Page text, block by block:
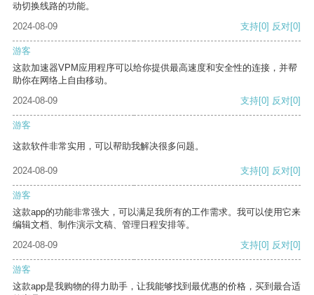
动切换线路的功能。
2024-08-09
支持[0] 反对[0]
游客
这款加速器VPM应用程序可以给你提供最高速度和安全性的连接，并帮
助你在网络上自由移动。
2024-08-09
支持[0] 反对[0]
游客
这款软件非常实用，可以帮助我解决很多问题。
2024-08-09 支持[0] 反对[0]
游客
这款app的功能非常强大，可以满足我所有的工作需求。我可以使用它来
编辑文档、制作演示文稿、管理日程安排等。
2024-08-09
支持[0] 反对[0]
游客
这款app是我购物的得力助手，让我能够找到最优惠的价格，买到最合适